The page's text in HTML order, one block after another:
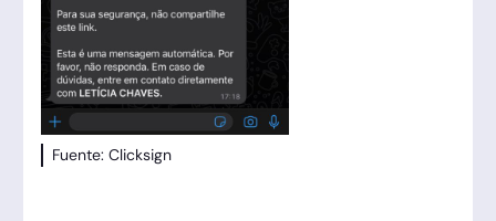
Fuente: Clicksign